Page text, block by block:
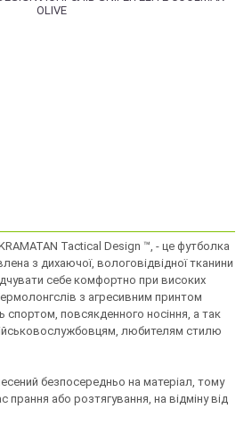
Tactical Design ™, - це футболка
​​з дихаючої, вологовідвідної тканини
себе комфортно при високих
з агресивним принтом
спортом, повсякденного носіння, а так
любителям стилю
безпосередньо на матеріал, тому
прання або розтягування, на відміну від